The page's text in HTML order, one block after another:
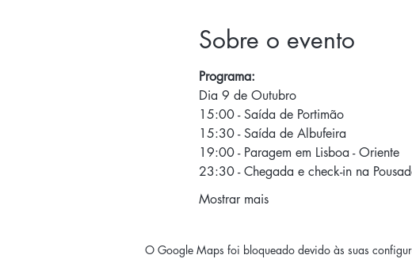
Sobre o evento
Programa:
Dia 9 de Outubro
15:00 - Saída de Portimão
15:30 - Saída de Albufeira
19:00 - Paragem em Lisboa - Oriente
23:30 - Chegada e check-in na
Mostrar mais
O Google Maps foi bloqueado devido às suas